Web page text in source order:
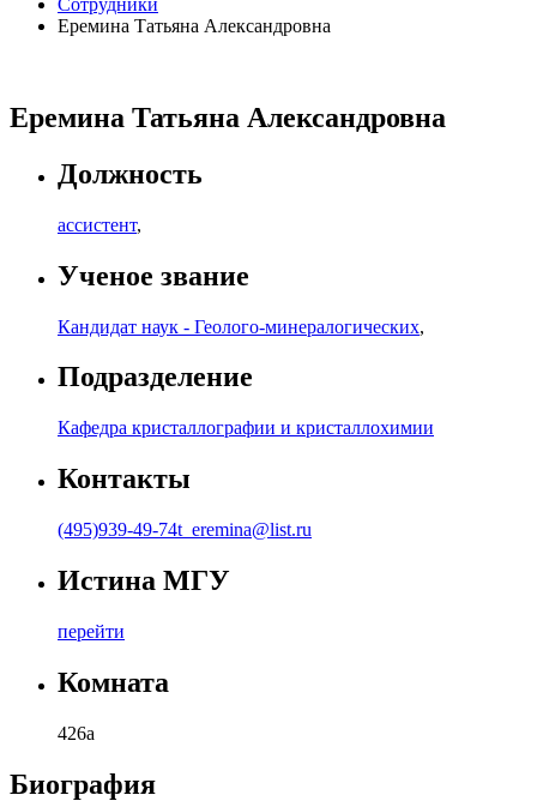
Сотрудники
Еремина Татьяна Александровна
Еремина Татьяна Александровна
Должность
ассистент,
Ученое звание
Кандидат наук - Геолого-минералогических,
Подразделение
Кафедра кристаллографии и кристаллохимии
Контакты
(495)939-49-74t_eremina@list.ru
Истина МГУ
перейти
Комната
426а
Биография